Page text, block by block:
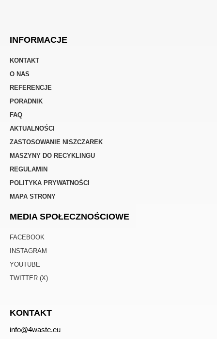
INFORMACJE
KONTAKT
O NAS
REFERENCJE
PORADNIK
FAQ
AKTUALNOŚCI
ZASTOSOWANIE NISZCZAREK
MASZYNY DO RECYKLINGU
REGULAMIN
POLITYKA PRYWATNOŚCI
MAPA STRONY
MEDIA SPOŁECZNOŚCIOWE
FACEBOOK
INSTAGRAM
YOUTUBE
TWITTER (X)
KONTAKT
info@4waste.eu